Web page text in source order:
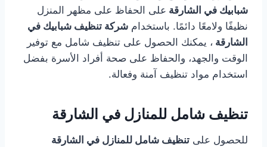
شبابيك في الشارقة على الحفاظ على مظهر المنزل
نظيفًا ولامعًا دائمًا. باستخدام شركة تنظيف شبابيك في
الشارقة ، يمكنك الحصول على تنظيف شامل مع توفير
الوقت والجهد، والحفاظ على صحة أفراد الأسرة بفضل
استخدام مواد تنظيف آمنة وفعالة.
تنظيف شامل للمنازل في الشارقة
للحصول على تنظيف شامل للمنازل في الشارقة